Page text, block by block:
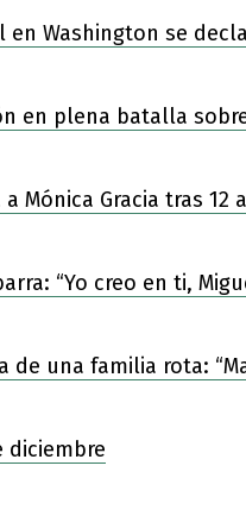
Washington se
en plena batalla
Mónica Gracia tras 12
“Yo creo en ti,
una familia rota:
diciembre